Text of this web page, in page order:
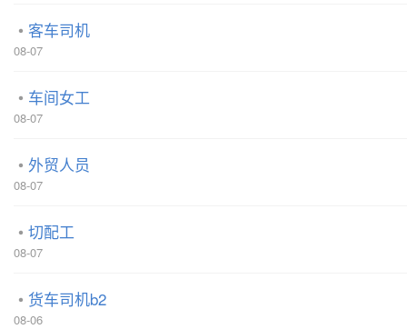
客车司机
08-07
车间女工
08-07
外贸人员
08-07
切配工
08-07
货车司机b2
08-06